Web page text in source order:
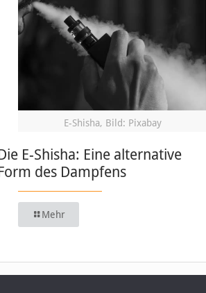
E-Shisha, Bild: Pixabay
E-Shisha: Eine alternative
des Dampfens
Mehr